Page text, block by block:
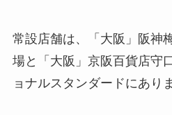
常設店舗は、「大阪」阪神
場と「大阪」京阪百貨店守
ョナルスタンダードにあり